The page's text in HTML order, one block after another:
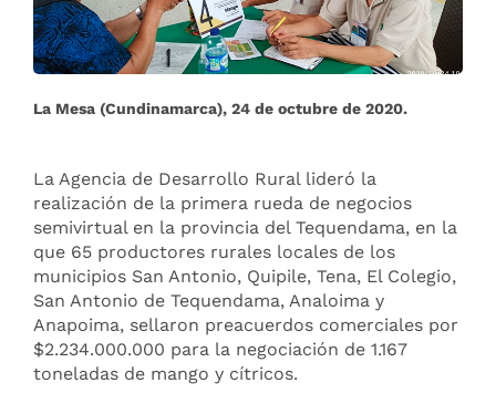
La Mesa (Cundinamarca), 24 de octubre de 2020.
La Agencia de Desarrollo Rural lideró la
realización de la primera rueda de negocios
semivirtual en la provincia del Tequendama, en la
que 65 productores rurales locales de los
municipios San Antonio, Quipile, Tena, El Colegio,
San Antonio de Tequendama, Analoima y
Anapoima, sellaron preacuerdos comerciales por
$2.234.000.000 para la negociación de 1.167
toneladas de mango y cítricos.